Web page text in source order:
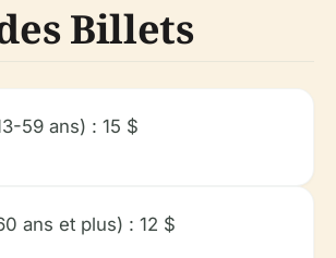
Billets
59 ans) : 15 $
ans et plus) : 12 $